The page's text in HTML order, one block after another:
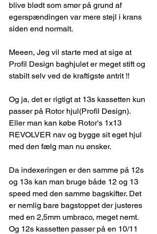
blive blødt som smør på grund af
egerspændingen var mere stejl i krans
siden end normalt.
Meeen, Jeg vil starte med at sige at
Profil Design baghjulet er meget stift og
stabilt selv ved de kraftigste antrit !!
Og ja, det er rigtigt at 13s kassetten kun
passer på Rotor hjul(Profil Design).
Eller man kan købe Rotor's 1x13
REVOLVER nav og bygge sit eget hjul
med den fælg man nu ønsker.
Da indexeringen er den samme på 12s
og 13s kan man bruge både 12 og 13
speed med den samme bagskifter. Det
er nemlig bare bagstoppet der justeres
med en 2,5mm umbraco, meget nemt.
Og 12s kassetten passer på en 10/11